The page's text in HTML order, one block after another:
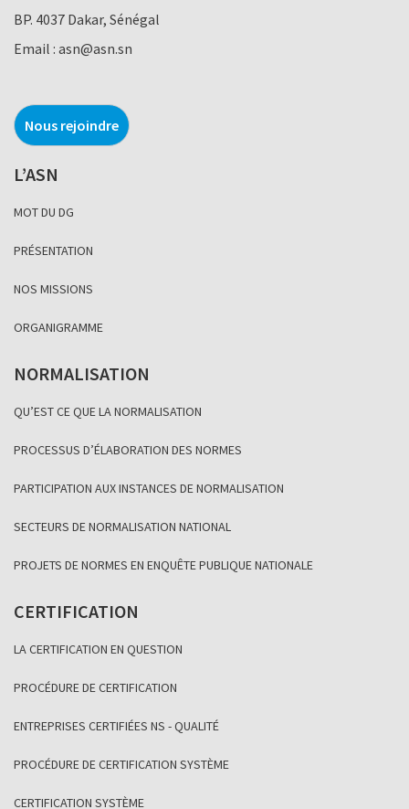
BP. 4037 Dakar, Sénégal
Email : asn@asn.sn
Nous rejoindre
L’ASN
MOT DU DG
PRÉSENTATION
NOS MISSIONS
ORGANIGRAMME
NORMALISATION
QU’EST CE QUE LA NORMALISATION
PROCESSUS D’ÉLABORATION DES NORMES
PARTICIPATION AUX INSTANCES DE NORMALISATION
SECTEURS DE NORMALISATION NATIONAL
PROJETS DE NORMES EN ENQUÊTE PUBLIQUE NATIONALE
CERTIFICATION
LA CERTIFICATION EN QUESTION
PROCÉDURE DE CERTIFICATION
ENTREPRISES CERTIFIÉES NS - QUALITÉ
PROCÉDURE DE CERTIFICATION SYSTÈME
CERTIFICATION SYSTÈME